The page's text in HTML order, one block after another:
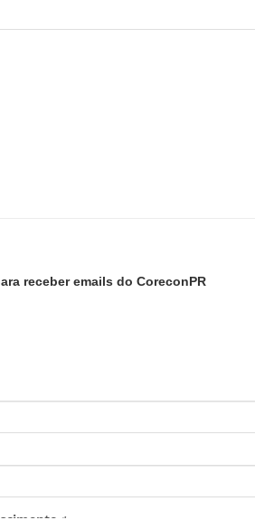
receber emails do CoreconPR